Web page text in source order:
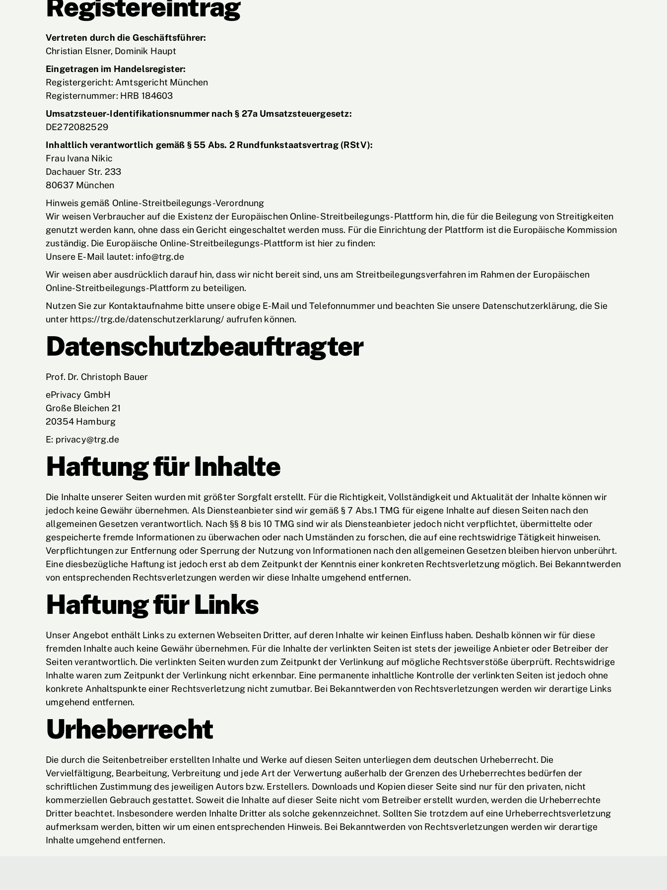
Registereintrag
Vertreten durch die Geschäftsführer:
Christian Elsner, Dominik Haupt
Eingetragen im Handelsregister:
Registergericht: Amtsgericht München
Registernummer: HRB 184603
Umsatzsteuer-Identifikationsnummer nach § 27a Umsatzsteuergesetz:
DE272082529
Inhaltlich verantwortlich gemäß § 55 Abs. 2 Rundfunkstaatsvertrag (RStV):
Frau Ivana Nikic
Dachauer Str. 233
80637 München
Hinweis gemäß Online-Streitbeilegungs-Verordnung
Wir weisen Verbraucher auf die Existenz der Europäischen Online-Streitbeilegungs-Plattform hin, die für die Beilegung von Streitigkeiten
genutzt werden kann, ohne dass ein Gericht eingeschaltet werden muss. Für die Einrichtung der Plattform ist die Europäische Kommission
zuständig. Die Europäische Online-Streitbeilegungs-Plattform ist hier zu finden:
Unsere E-Mail lautet: info@trg.de
Wir weisen aber ausdrücklich darauf hin, dass wir nicht bereit sind, uns am Streitbeilegungsverfahren im Rahmen der Europäischen
Online-Streitbeilegungs-Plattform zu beteiligen.
Nutzen Sie zur Kontaktaufnahme bitte unsere obige E-Mail und Telefonnummer und beachten Sie unsere Datenschutzerklärung, die Sie
unter https://trg.de/datenschutzerklarung/ aufrufen können.
Datenschutzbeauftragter
Prof. Dr. Christoph Bauer
ePrivacy GmbH
Große Bleichen 21
20354 Hamburg
E: privacy@trg.de
Haftung für Inhalte
Die Inhalte unserer Seiten wurden mit größter Sorgfalt erstellt. Für die Richtigkeit, Vollständigkeit und Aktualität der Inhalte können wir
jedoch keine Gewähr übernehmen. Als Diensteanbieter sind wir gemäß § 7 Abs.1 TMG für eigene Inhalte auf diesen Seiten nach den
allgemeinen Gesetzen verantwortlich. Nach §§ 8 bis 10 TMG sind wir als Diensteanbieter jedoch nicht verpflichtet, übermittelte oder
gespeicherte fremde Informationen zu überwachen oder nach Umständen zu forschen, die auf eine rechtswidrige Tätigkeit hinweisen.
Verpflichtungen zur Entfernung oder Sperrung der Nutzung von Informationen nach den allgemeinen Gesetzen bleiben hiervon unberührt.
Eine diesbezügliche Haftung ist jedoch erst ab dem Zeitpunkt der Kenntnis einer konkreten Rechtsverletzung möglich. Bei Bekanntwerden
von entsprechenden Rechtsverletzungen werden wir diese Inhalte umgehend entfernen.
Haftung für Links
Unser Angebot enthält Links zu externen Webseiten Dritter, auf deren Inhalte wir keinen Einfluss haben. Deshalb können wir für diese
fremden Inhalte auch keine Gewähr übernehmen. Für die Inhalte der verlinkten Seiten ist stets der jeweilige Anbieter oder Betreiber der
Seiten verantwortlich. Die verlinkten Seiten wurden zum Zeitpunkt der Verlinkung auf mögliche Rechtsverstöße überprüft. Rechtswidrige
Inhalte waren zum Zeitpunkt der Verlinkung nicht erkennbar. Eine permanente inhaltliche Kontrolle der verlinkten Seiten ist jedoch ohne
konkrete Anhaltspunkte einer Rechtsverletzung nicht zumutbar. Bei Bekanntwerden von Rechtsverletzungen werden wir derartige Links
umgehend entfernen.
Urheberrecht
Die durch die Seitenbetreiber erstellten Inhalte und Werke auf diesen Seiten unterliegen dem deutschen Urheberrecht. Die
Vervielfältigung, Bearbeitung, Verbreitung und jede Art der Verwertung außerhalb der Grenzen des Urheberrechtes bedürfen der
schriftlichen Zustimmung des jeweiligen Autors bzw. Erstellers. Downloads und Kopien dieser Seite sind nur für den privaten, nicht
kommerziellen Gebrauch gestattet. Soweit die Inhalte auf dieser Seite nicht vom Betreiber erstellt wurden, werden die Urheberrechte
Dritter beachtet. Insbesondere werden Inhalte Dritter als solche gekennzeichnet. Sollten Sie trotzdem auf eine Urheberrechtsverletzung
aufmerksam werden, bitten wir um einen entsprechenden Hinweis. Bei Bekanntwerden von Rechtsverletzungen werden wir derartige
Inhalte umgehend entfernen.